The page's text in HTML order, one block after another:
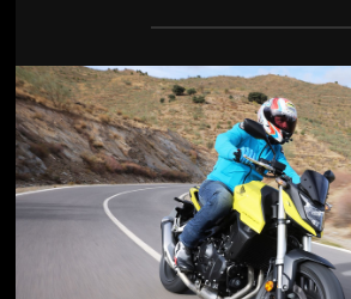
Jön még kép!